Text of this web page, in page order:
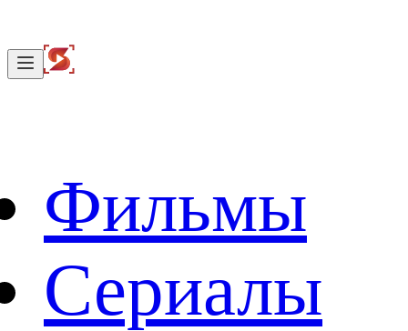
Фильмы
Сериалы